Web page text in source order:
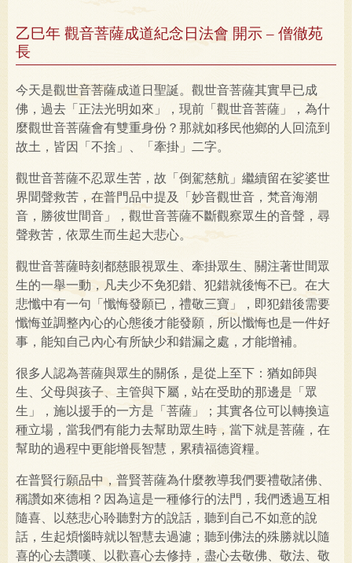
乙巳年 觀音菩薩成道紀念日法會 開示 – 僧徹苑
長
今天是觀世音菩薩成道日聖誕。觀世音菩薩其實早已成
佛，過去「正法光明如來」，現前「觀世音菩薩」，為什
麼觀世音菩薩會有雙重身份？那就如移民他鄉的人回流到
故土，皆因「不捨」、「牽掛」二字。
觀世音菩薩不忍眾生苦，故「倒駕慈航」繼續留在娑婆世
界聞聲救苦，在普門品中提及「妙音觀世音，梵音海潮
音，勝彼世間音」，觀世音菩薩不斷觀察眾生的音聲，尋
聲救苦，依眾生而生起大悲心。
觀世音菩薩時刻都慈眼視眾生、牽掛眾生、關注著世間眾
生的一舉一動，凡夫少不免犯錯、犯錯就後悔不已。在大
悲懺中有一句「懺悔發願已，禮敬三寶」，即犯錯後需要
懺悔並調整內心的心態後才能發願，所以懺悔也是一件好
事，能知自己內心有所缺少和錯漏之處，才能增補。
很多人認為菩薩與眾生的關係，是從上至下：猶如師與
生、父母與孩子、主管與下屬，站在受助的那邊是「眾
生」，施以援手的一方是「菩薩」；其實各位可以轉換這
種立場，當我們有能力去幫助眾生時，當下就是菩薩，在
幫助的過程中更能增長智慧，累積福德資糧。
在普賢行願品中，普賢菩薩為什麼教導我們要禮敬諸佛、
稱讚如來德相？因為這是一種修行的法門，我們透過互相
隨喜、以慈悲心聆聽對方的說話，聽到自己不如意的說
話，生起煩惱時就以智慧去過濾；聽到佛法的殊勝就以隨
喜的心去讚嘆、以歡喜心去修持，盡心去敬佛、敬法、敬